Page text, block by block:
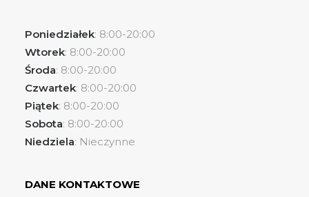
Poniedziałek: 8:00-20:00
Wtorek: 8:00-20:00
Środa: 8:00-20:00
Czwartek: 8:00-20:00
Piątek: 8:00-20:00
Sobota: 8:00-20:00
Niedziela: Nieczynne
DANE KONTAKTOWE